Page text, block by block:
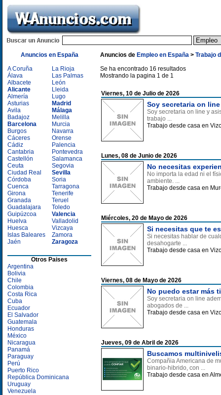
Anuncios en España
A Coruña
Álava
Albacete
Alicante
Almería
Asturias
Avila
Badajoz
Barcelona
Burgos
Cáceres
Cádiz
Cantabria
Castellón
Ceuta
Ciudad Real
Córdoba
Cuenca
Girona
Granada
Guadalajara
Guipúzcoa
Huelva
Huesca
Islas Baleares
Jaén
La Rioja
Las Palmas
León
Lleida
Lugo
Madrid
Málaga
Melilla
Murcia
Navarra
Orense
Palencia
Pontevedra
Salamanca
Segovia
Sevilla
Soria
Tarragona
Tenerife
Teruel
Toledo
Valencia
Valladolid
Vizcaya
Zamora
Zaragoza
Otros Paises
Argentina
Bolivia
Chile
Colombia
Costa Rica
Cuba
Ecuador
El Salvador
Guatemala
Honduras
México
Nicaragua
Panamá
Paraguay
Perú
Puerto Rico
República Dominicana
Uruguay
Venezuela
Anuncios de Empleo en España > Trabajo
Se ha encontrado 16 resultados
Mostrando la pagina 1 de 1
Viernes, 10 de Julio de 2026
Soy secretaria on
Soy secretaria on line y
trabajo ...
Trabajo desde casa en
Lunes, 08 de Junio de 2026
No necesitas
No importa la edad ni el
ambiente. ...
Trabajo desde casa en
Miércoles, 20 de Mayo de 2026
Si necesitas que te
Si necesitas hablar de
desahogarte ...
Trabajo desde casa en
Viernes, 08 de Mayo de 2026
No puedo estar más
Soy secretaria on line
abogados de ...
Trabajo desde casa en
Jueves, 09 de Abril de 2026
Buscamos
Compañia Americana de
binario-hibrido, con ...
Trabajo desde casa en